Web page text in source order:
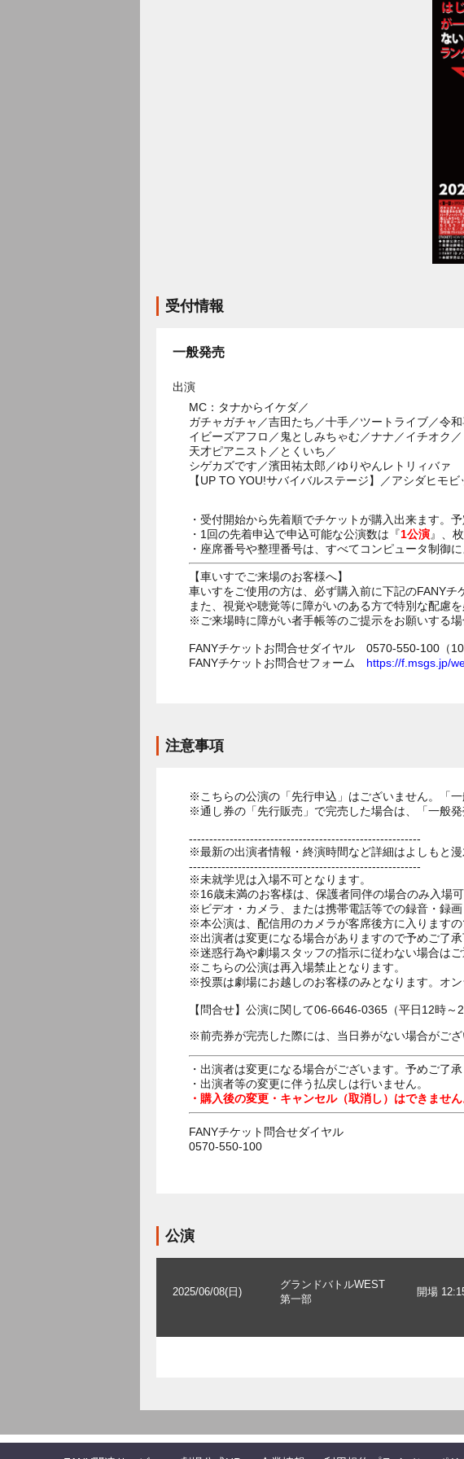
受付情報
一般発売
出演
MC：タナからイケダ／
ガチャガチャ／吉田たち／十手／ツートライブ／令
イビーズアフロ／鬼としみちゃむ／ナナ／イチオク
天才ピアニスト／とくいち／
シゲカズです／濱田祐太郎／ゆりやんレトリィバァ
【UP TO YOU!サバイバルステージ】／アシダヒモ
・受付開始から先着順でチケットが購入出来ます。
・1回の先着申込で申込可能な公演数は『1公演』、
・座席番号や整理番号は、すべてコンピュータ制御
【車いすでご来場のお客様へ】
車いすをご使用の方は、必ず購入前に下記のFANYチ
また、視覚や聴覚等に障がいのある方で特別な配慮
※ご来場時に障がい者手帳等のご提示をお願いする場
FANYチケットお問合せダイヤル 0570-550-100（10
FANYチケットお問合せフォーム https://f.msgs.jp/
注意事項
※こちらの公演の「先行申込」はございません。「一
※通し券の「先行販売」で完売した場合は、「一般発
---------------------------------------------------------
※最新の出演者情報・終演時間など詳細はよしもと
---------------------------------------------------------
※未就学児は入場不可となります。
※16歳未満のお客様は、保護者同伴の場合のみ入場
※ビデオ・カメラ、または携帯電話等での録音・録画
※本公演は、配信用のカメラが客席後方に入りますの
※出演者は変更になる場合がありますので予めご了
※迷惑行為や劇場スタッフの指示に従わない場合はご
※こちらの公演は再入場禁止となります。
※投票は劇場にお越しのお客様のみとなります。オ
【問合せ】公演に関して06-6646-0365（平日12時
※前売券が完売した際には、当日券がない場合がござ
・出演者は変更になる場合がございます。予めご了承
・出演者等の変更に伴う払戻しは行いません。
・購入後の変更・キャンセル（取消し）はできません
FANYチケット問合せダイヤル
0570-550-100
公演
2025/06/08(日)
グランドバトルWEST
第一部
開場